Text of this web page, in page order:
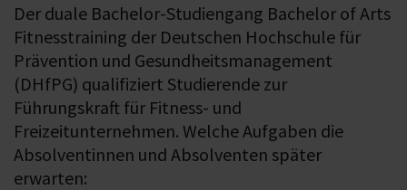
Der duale Bachelor-Studiengang Bachelor of Arts
Fitnesstraining der Deutschen Hochschule für
Prävention und Gesundheitsmanagement
(DHfPG) qualifiziert Studierende zur
Führungskraft für Fitness- und
Freizeitunternehmen. Welche Aufgaben die
Absolventinnen und Absolventen später
erwarten: